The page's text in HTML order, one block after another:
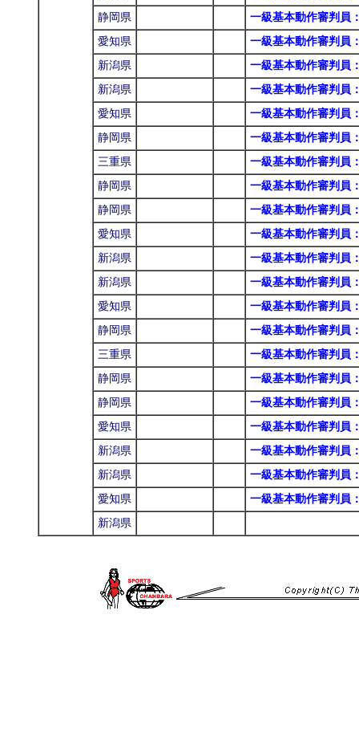
静岡県
一級基本動作審判員
愛知県
一級基本動作審判員
新潟県
一級基本動作審判員
新潟県
一級基本動作審判員
愛知県
一級基本動作審判員
静岡県
一級基本動作審判員
三重県
一級基本動作審判員
静岡県
一級基本動作審判員
静岡県
一級基本動作審判員
愛知県
一級基本動作審判員
新潟県
一級基本動作審判員
新潟県
一級基本動作審判員
愛知県
一級基本動作審判員
静岡県
一級基本動作審判員
三重県
一級基本動作審判員
静岡県
一級基本動作審判員
静岡県
一級基本動作審判員
愛知県
一級基本動作審判員
新潟県
一級基本動作審判員
新潟県
一級基本動作審判員
愛知県
一級基本動作審判員
新潟県